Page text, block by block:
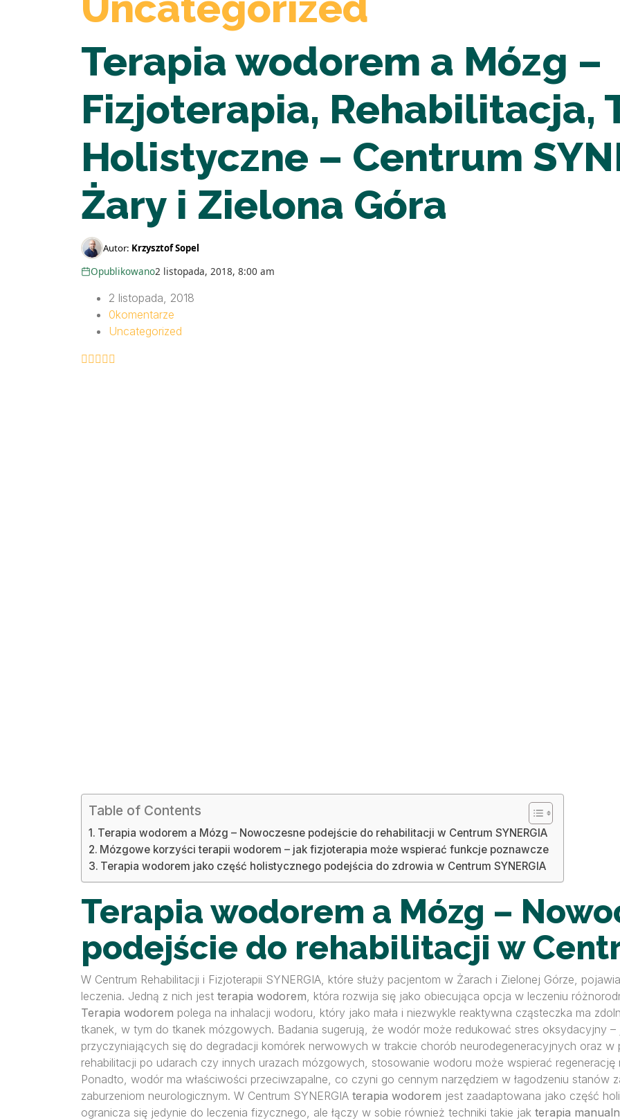
Terapia wodorem a Mózg –
Fizjoterapia, Rehabilitacja,
Holistyczne – Centrum
Żary i Zielona Góra
Autor: Krzysztof Sopel
Opublikowano2 listopada, 2018, 8:00 am
2 listopada, 2018
0komentarze
Uncategorized
Table of Contents
Terapia wodorem a Mózg – Nowoczesne podejście do rehabilitacji w Centrum SYNERGIA
Mózgowe korzyści terapii wodorem – jak fizjoterapia może wspierać funkcje poznawcze
Terapia wodorem jako część holistycznego podejścia do zdrowia w Centrum SYNERGIA
Terapia wodorem a Mózg –
podejście do rehabilitacji w
W Centrum Rehabilitacji i Fizjoterapii SYNERGIA, które służy pacjentom w Żarach i Zielonej Górze,
leczenia. Jedną z nich jest terapia wodorem, która rozwija się jako obiecująca opcja w leczeniu
Terapia wodorem polega na inhalacji wodoru, który jako mała i niezwykle reaktywna cząsteczka ma
tkanek, w tym do tkanek mózgowych. Badania sugerują, że wodór może redukować stres oksydacyjny
przyczyniających się do degradacji komórek nerwowych w trakcie chorób neurodegeneracyjnych oraz
rehabilitacji po udarach czy innych urazach mózgowych, stosowanie wodoru może wspierać
Ponadto, wodór ma właściwości przeciwzapalne, co czyni go cennym narzędziem w łagodzeniu
zaburzeniom neurologicznym. W Centrum SYNERGIA terapia wodorem jest zaadaptowana jako część
ogranicza się jedynie do leczenia fizycznego, ale łączy w sobie również techniki takie jak terapia